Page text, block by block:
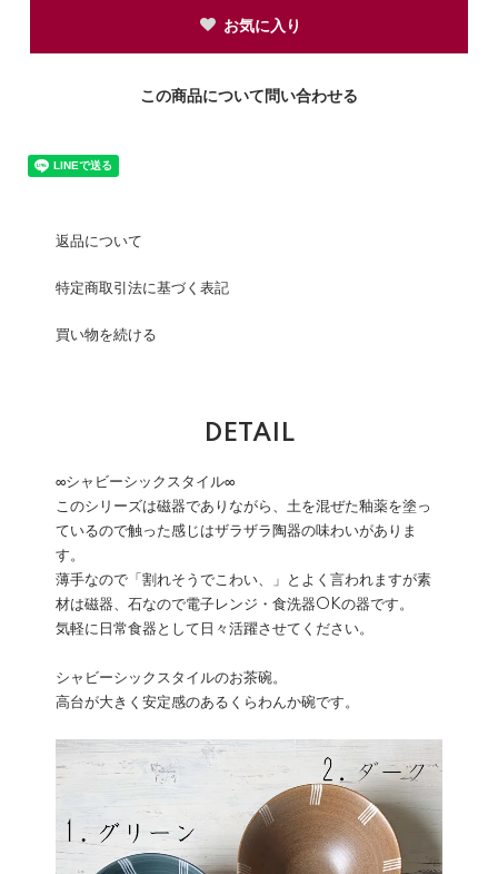
お気に入り
この商品について問い合わせる
返品について
特定商取引法に基づく表記
買い物を続ける
DETAIL
∞シャビーシックスタイル∞
このシリーズは磁器でありながら、土を混ぜた釉薬を塗っ
ているので触った感じはザラザラ陶器の味わいがありま
す。
薄手なので「割れそうでこわい、」とよく言われますが素
材は磁器、石なので電子レンジ・食洗器OKの器です。
気軽に日常食器として日々活躍させてください。
シャビーシックスタイルのお茶碗。
高台が大きく安定感のあるくらわんか碗です。